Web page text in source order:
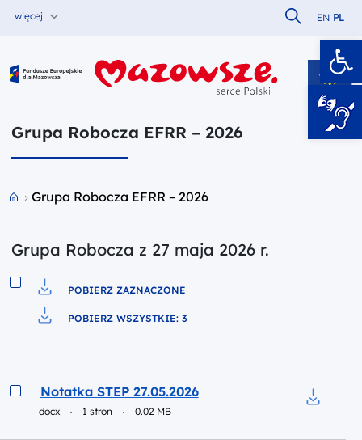
więcej Szukaj w
EN PL
Fundusze Europejskie dla Mazowsza
Grupa Robocza EFRR – 2026
Przejdź do strony głównej portalu
Grupa Robocza EFRR – 2026
Grupa Robocza z 27 maja 2026 r.
Pobierz do pliku
POBIERZ ZAZNACZONE
POBIERZ WSZYSTKIE: 3
Podgląd
Notatka STEP 27.05.2026
docx 1 stron 0.02 MB